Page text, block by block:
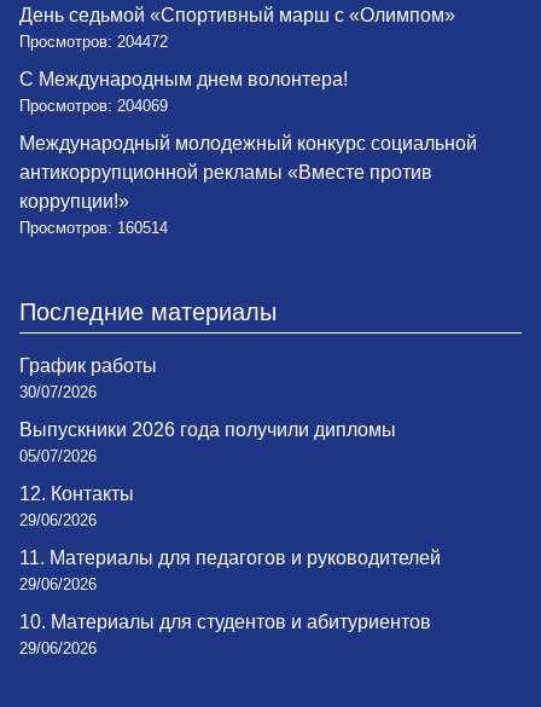
День седьмой «Спортивный марш с «Олимпом»
Просмотров: 204472
С Международным днем волонтера!
Просмотров: 204069
Международный молодежный конкурс социальной
антикоррупционной рекламы «Вместе против
коррупции!»
Просмотров: 160514
Последние материалы
График работы
30/07/2026
Выпускники 2026 года получили дипломы
05/07/2026
12. Контакты
29/06/2026
11. Материалы для педагогов и руководителей
29/06/2026
10. Материалы для студентов и абитуриентов
29/06/2026